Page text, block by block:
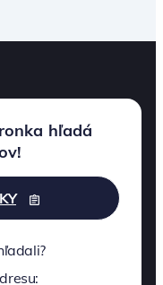
hľadá